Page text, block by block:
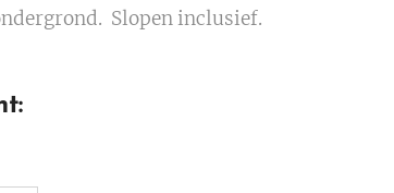
Slopen inclusief.